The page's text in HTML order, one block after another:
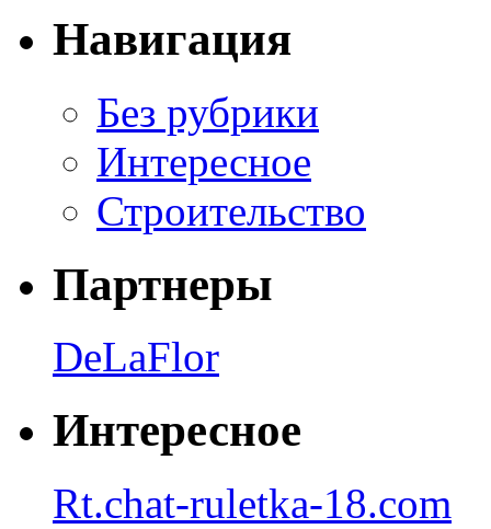
Навигация
Без рубрики
Интересное
Строительство
Партнеры
DeLaFlor
Интересное
Rt.chat-ruletka-18.com